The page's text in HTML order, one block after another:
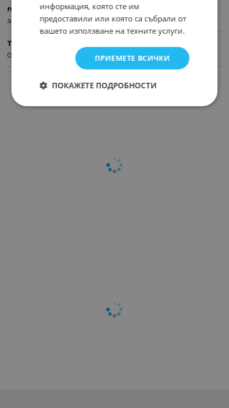
предназначение
авто лампи
Тегло (кг.)
0.08
ПРОДУКТИ С ПОДОБНИ ХАРАКТЕРИСТИКИ
информация, която сте им
предоставили или която са събрали от
вашето използване на техните услуги.
ПРИЕМЕТЕ ВСИЧКИ
ПОКАЖЕТЕ ПОДРОБНОСТИ